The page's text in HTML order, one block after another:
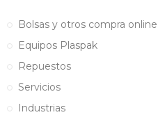
Bolsas y otros compra online
Equipos Plaspak
Repuestos
Servicios
Industrias